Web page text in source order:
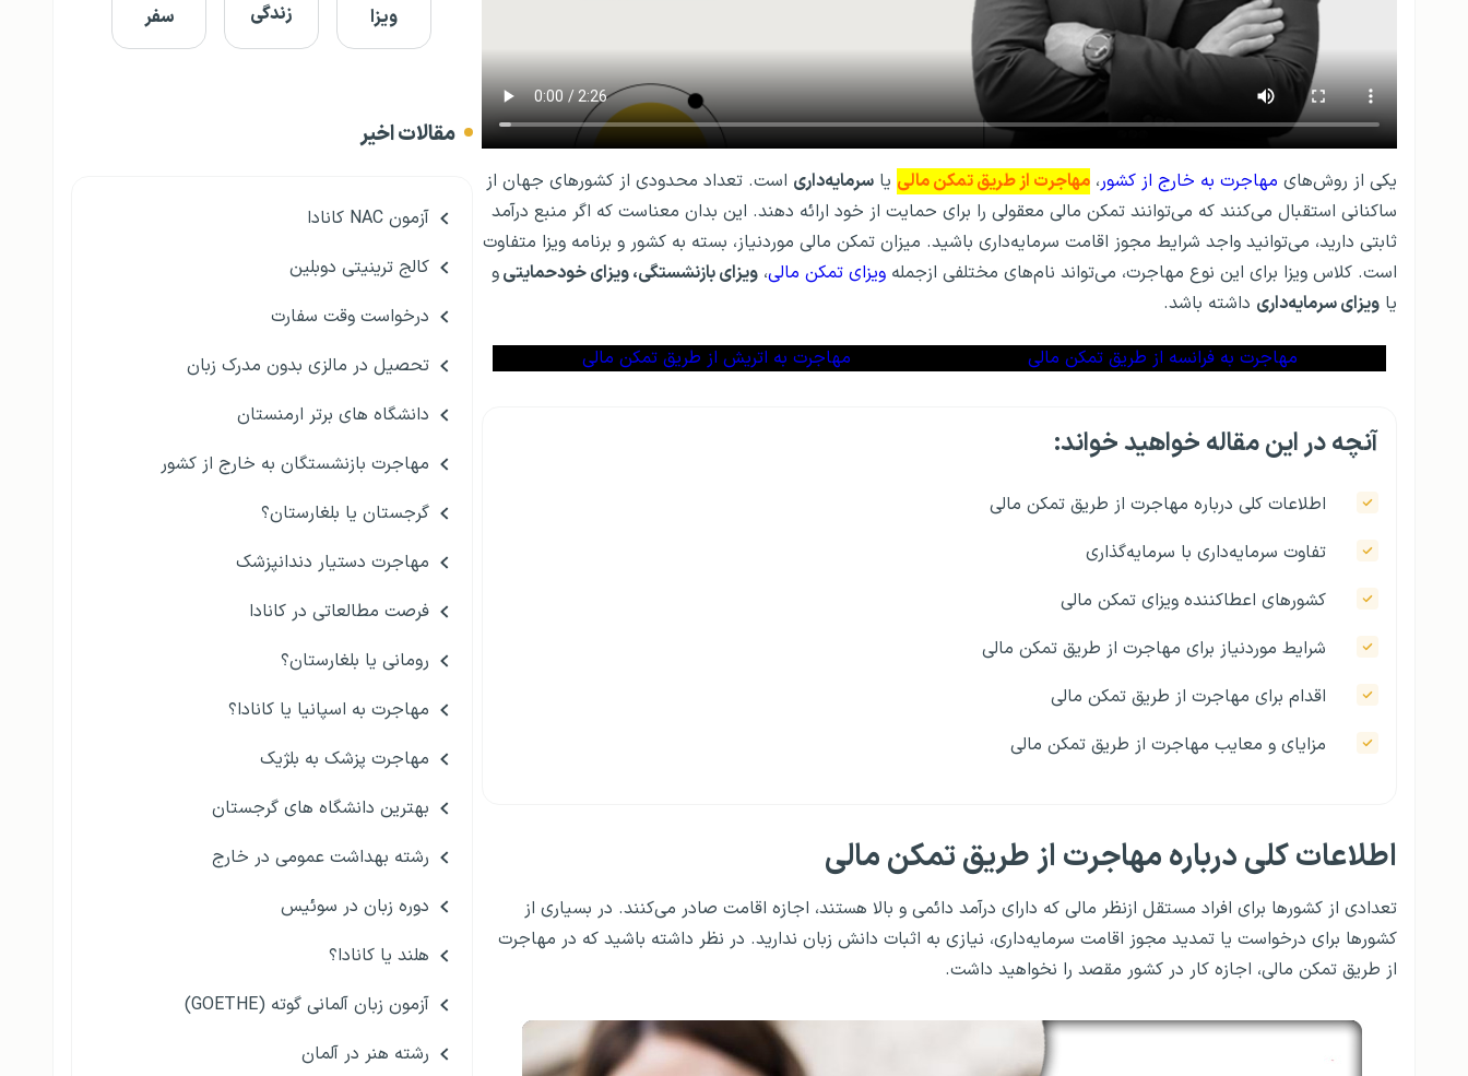
یکی از روش‌های مهاجرت به خارج از کشور، مهاجرت از طریق تمکن مالی یا سرمایه‌داری است. تعداد محدودی از کشورهای جهان از
ساکنانی استقبال می‌کنند که می‌توانند تمکن مالی معقولی را برای حمایت از خود ارائه دهند. این بدان معناست که اگر منبع درآمد
ثابتی دارید، می‌توانید واجد شرایط مجوز اقامت سرمایه‌داری باشید. میزان تمکن مالی موردنیاز، بسته به کشور و برنامه ویزا متفاوت
است. کلاس ویزا برای این نوع مهاجرت، می‌تواند نام‌های مختلفی ازجمله ویزای تمکن مالی، ویزای بازنشستگی، ویزای خودحمایتیو
یا ویزای سرمایه‌داری داشته باشد.
مهاجرت به فرانسه از طریق تمکن مالی مهاجرت به اتریش از طریق تمکن مالی
آنچه در این مقاله خواهید خواند:
اطلاعات کلی درباره مهاجرت از طریق تمکن مالی
تفاوت سرمایه‌داری با سرمایه‌گذاری
کشورهای اعطاکننده ویزای تمکن مالی
شرایط موردنیاز برای مهاجرت از طریق تمکن مالی
اقدام برای مهاجرت از طریق تمکن مالی
مزایای و معایب مهاجرت از طریق تمکن مالی
اطلاعات کلی درباره مهاجرت از طریق تمکن مالی
تعدادی از کشورها برای افراد مستقل ازنظر مالی که دارای درآمد دائمی و بالا هستند، اجازه اقامت صادر می‌کنند. در بسیاری از
کشورها برای درخواست یا تمدید مجوز اقامت سرمایه‌داری، نیازی به اثبات دانش زبان ندارید. در نظر داشته باشید که در مهاجرت
از طریق تمکن مالی، اجازه کار در کشور مقصد را نخواهید داشت.
ویزا زندگی سفر
مقالات اخیر
آزمون NAC کانادا
کالج ترینیتی دوبلین
درخواست وقت سفارت
تحصیل در مالزی بدون مدرک زبان
دانشگاه های برتر ارمنستان
مهاجرت بازنشستگان به خارج از کشور
گرجستان یا بلغارستان؟
مهاجرت دستیار دندانپزشک
فرصت مطالعاتی در کانادا
رومانی یا بلغارستان؟
مهاجرت به اسپانیا یا کانادا؟
مهاجرت پزشک به بلژیک
بهترین دانشگاه های گرجستان
رشته بهداشت عمومی در خارج
دوره زبان در سوئیس
هلند یا کانادا؟
آزمون زبان آلمانی گوته (GOETHE)
رشته هنر در آلمان